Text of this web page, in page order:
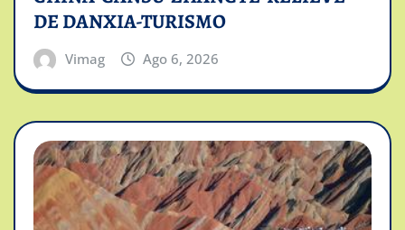
DE DANXIA-TURISMO
Vimag Ago 6, 2026